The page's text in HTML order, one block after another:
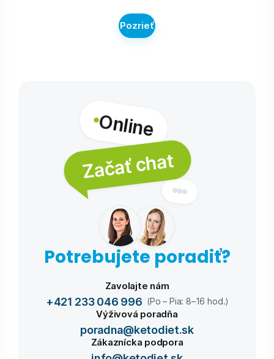
Pozrieť
Online
Začať chat
Potrebujete poradiť?
Zavolajte nám
+421 233 046 996 (Po – Pia: 8–16 hod.)
Výživová poradňa
poradna@ketodiet.sk
Zákaznícka podpora